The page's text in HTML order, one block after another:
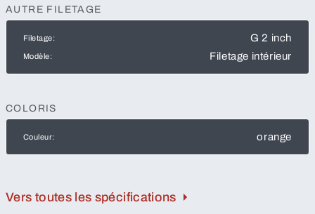
AUTRE FILETAGE
Filetage: G 2 inch
Modèle: Filetage intérieur
COLORIS
Couleur: orange
Vers toutes les spécifications